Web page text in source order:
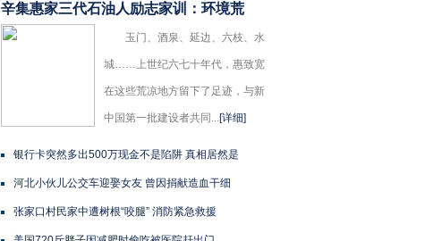
辛集惠家三代石油人励志家训：环境荒
玉门、酒泉、延边、六枝、水
城……上世纪六七十年代，惠致宽
在这些荒凉地方留下了足迹，与新
中国第一批建设者共同...[详细]
银行卡突然多出500万现金不是陷阱 真相居然是
河北小伙儿公交车迎娶女友 曾因捐献造血干细
张家口村民家中遭树根“咬腿” 消防紧急救援